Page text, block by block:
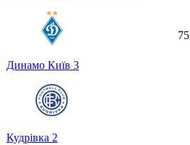
Динамо Київ 3
Кудрівка 2
75